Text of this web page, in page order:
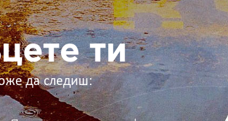
ти
да следиш: